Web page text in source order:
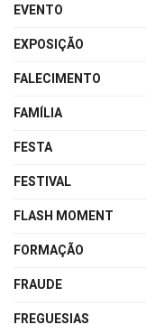
EVENTO
EXPOSIÇÃO
FALECIMENTO
FAMÍLIA
FESTA
FESTIVAL
FLASH MOMENT
FORMAÇÃO
FRAUDE
FREGUESIAS